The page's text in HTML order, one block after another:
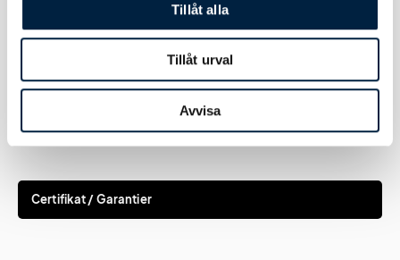
Tillåt alla
Tillåt urval
Avvisa
Rengöring Handdisk
Certifikat / Garantier